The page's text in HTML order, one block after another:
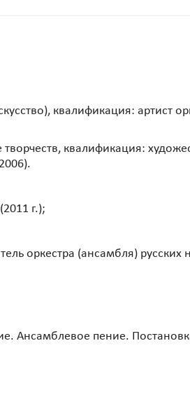
квалификация: артист
квалификация:
г.);
оркестра (ансамбля) русских
Ансамблевое пение.